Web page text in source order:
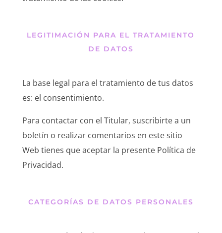
LEGITIMACIÓN PARA EL TRATAMIENTO
DE DATOS
La base legal para el tratamiento de tus datos
es: el consentimiento.
Para contactar con el Titular, suscribirte a un
boletín o realizar comentarios en este sitio
Web tienes que aceptar la presente Política de
Privacidad.
CATEGORÍAS DE DATOS PERSONALES